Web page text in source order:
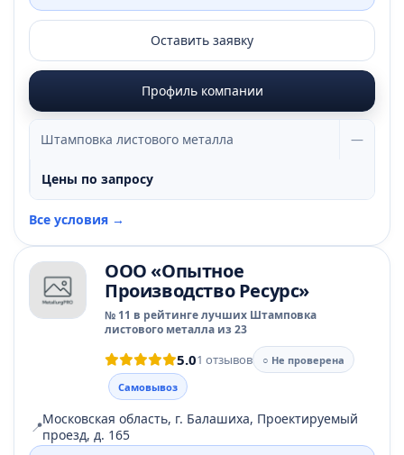
Оставить заявку
Профиль компании
Штамповка листового металла —
Цены по запросу
Все условия →
ООО «Опытное
Производство Ресурс»
№ 11 в рейтинге лучших Штамповка
листового металла из 23
5.01 отзывов
○ Не проверена
Самовывоз
📍Московская область, г. Балашиха, Проектируемый
проезд, д. 165